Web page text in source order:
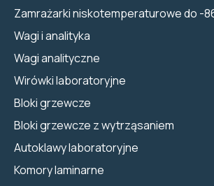
Zamrażarki niskotemperaturowe do -
Wagi i analityka
Wagi analityczne
Wirówki laboratoryjne
Bloki grzewcze
Bloki grzewcze z wytrząsaniem
Autoklawy laboratoryjne
Komory laminarne